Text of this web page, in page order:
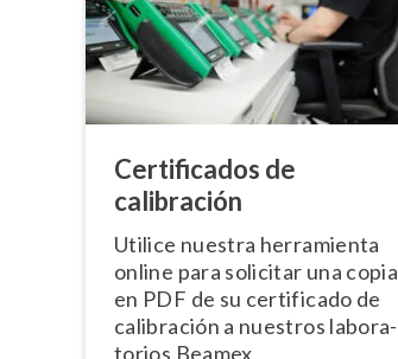
Ce­r­ti­fi­ca­dos de
calibración
Utilice nuestra herramienta
online para solicitar una copia
en PDF de su certificado de
calibración a nuestros la­bo­ra­
to­rios Beamex.